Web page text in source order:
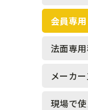
専門用語
技能実
水抜き
水抜き
会員専
法面専
メーカ
法面系
現場で